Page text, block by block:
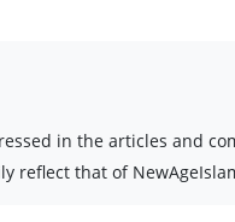
in the articles and
reflect that of